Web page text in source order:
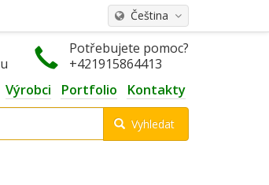
Čeština
Potřebujete pomoc?
+421915864413
Výrobci Portfolio Kontakty
Vyhledat